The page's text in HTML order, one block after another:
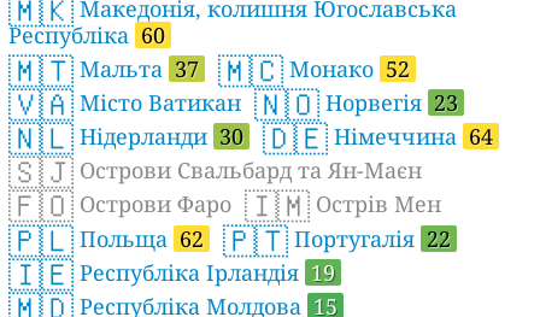
🇲🇰 Македонія, колишня Югославська
Республіка 60
🇲🇹 Мальта 37 🇲🇨 Монако 52
🇻🇦 Місто Ватикан 🇳🇴 Норвегія 23
🇳🇱 Нідерланди 30 🇩🇪 Німеччина 64
🇸🇯 Острови Свальбард та Ян-Маєн
🇫🇴 Острови Фаро 🇮🇲 Острів Мен
🇵🇱 Польща 62 🇵🇹 Португалія 22
🇮🇪 Республіка Ірландія 19
🇲🇩 Республіка Молдова 15